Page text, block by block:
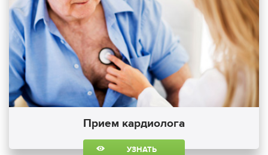
Прием кардиолога
УЗНАТЬ